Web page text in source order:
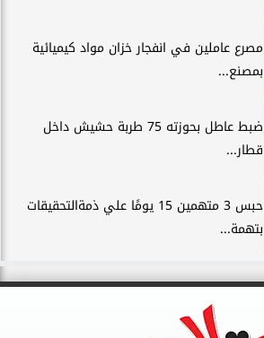
مصرع عاملين في انفجار خزان مواد كيميائية
بمصنع...
ضبط عاطل بحوزته 75 طربة حشيش داخل
قطار...
حبس 3 متهمين 15 يومًا علي ذمةالتحقيقات
بتهمة...